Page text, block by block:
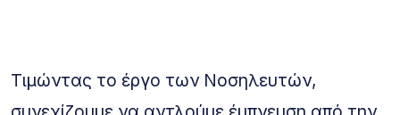
Τιμώντας το έργο των Νοσηλευτών,